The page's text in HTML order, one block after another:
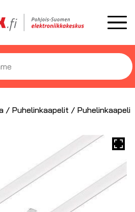
/ Puhelinkaapelit / Puhelinkaapeli